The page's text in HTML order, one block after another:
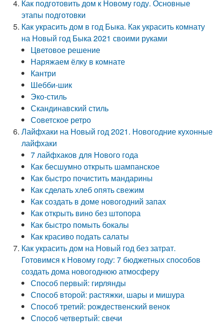
Как подготовить дом к Новому году. Основные
этапы подготовки
Как украсить дом в год Быка. Как украсить комнату
на Новый год Быка 2021 своими руками
Цветовое решение
Наряжаем ёлку в комнате
Кантри
Шебби-шик
Эко-стиль
Скандинавский стиль
Советское ретро
Лайфхаки на Новый год 2021. Новогодние кухонные
лайфхаки
7 лайфхаков для Нового года
Как бесшумно открыть шампанское
Как быстро почистить мандарины
Как сделать хлеб опять свежим
Как создать в доме новогодний запах
Как открыть вино без штопора
Как быстро помыть бокалы
Как красиво подать салаты
Как украсить дом на Новый год без затрат.
Готовимся к Новому году: 7 бюджетных способов
создать дома новогоднюю атмосферу
Способ первый: гирлянды
Способ второй: растяжки, шары и мишура
Способ третий: рождественский венок
Способ четвертый: свечи